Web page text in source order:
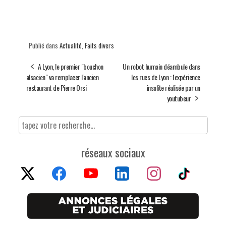
Publié dans Actualité, Faits divers
A Lyon, le premier "bouchon
alsacien" va remplacer l'ancien
restaurant de Pierre Orsi
Un robot humain déambule dans
les rues de Lyon : l'expérience
insolite réalisée par un
youtubeur
réseaux sociaux